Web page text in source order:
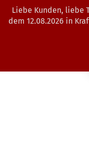
Liebe Kunden, liebe
dem 12.08.2026 in